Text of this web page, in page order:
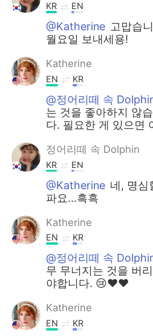
KR EN
@Katherine 고맙습
월요일 보내세용!
Katherine
EN KR
@정어리떼 속
는 것을 좋아하지 않
다. 필요한 게 있으면
정어리떼 속 Dolphin
KR EN
@Katherine 네, 명심
파요...흑흑
Katherine
EN KR
@정어리떼 속
무 무너지는 것을 버
야합니다. 😢❤️❤️
Katherine
EN KR